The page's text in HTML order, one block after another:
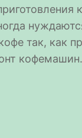
так, как